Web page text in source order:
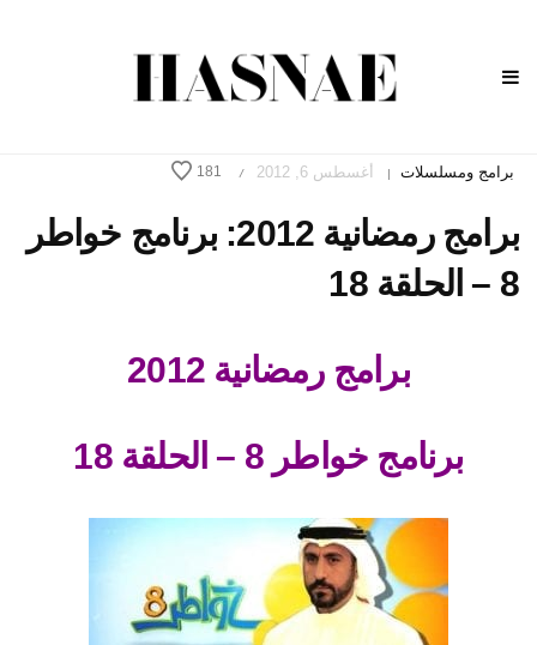
برامج ومسلسلات | أغسطس 6, 2012 /
181
برامج رمضانية 2012: برنامج خواطر
8 – الحلقة 18
برامج رمضانية 2012
برنامج خواطر 8 – الحلقة 18